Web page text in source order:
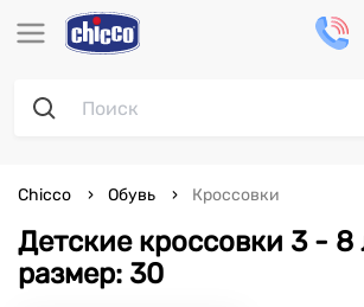
Детские кроссовки 3 - 8 лет,
размер: 30
Chicco Обувь Кроссовки